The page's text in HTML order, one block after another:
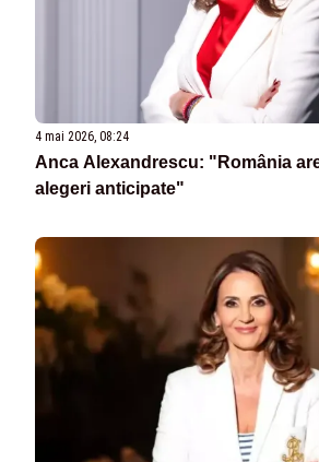
4 mai 2026, 08:24
Anca Alexandrescu: "România
alegeri anticipate"